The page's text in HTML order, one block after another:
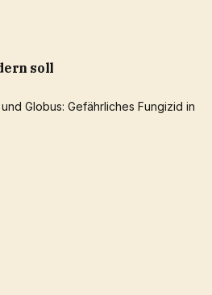
soll